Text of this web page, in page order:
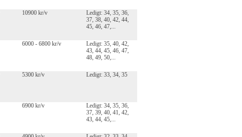
10900 kr/v
Ledigt: 34, 35, 36,
37, 38, 40, 42, 44,
45, 46, 47,...
6000 - 6800 kr/v
Ledigt: 35, 40, 42,
43, 44, 45, 46, 47,
48, 49, 50,...
5300 kr/v Ledigt: 33, 34, 35
6900 kr/v
Ledigt: 34, 35, 36,
37, 39, 40, 41, 42,
43, 44, 45,...